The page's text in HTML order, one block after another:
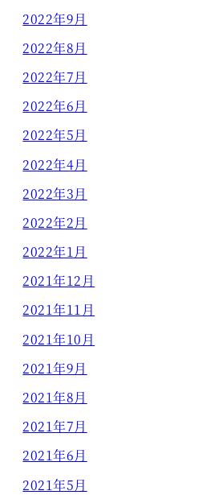
2022年9月
2022年8月
2022年7月
2022年6月
2022年5月
2022年4月
2022年3月
2022年2月
2022年1月
2021年12月
2021年11月
2021年10月
2021年9月
2021年8月
2021年7月
2021年6月
2021年5月